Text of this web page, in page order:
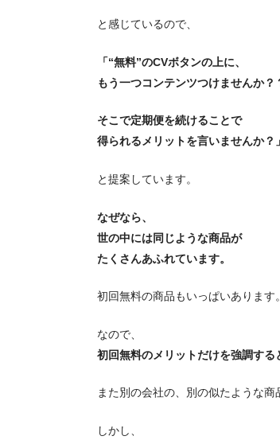
と感じているので、
「“無料”のCVボタンの上に、
もう一つコンテンツつけませんか？
そこで定期便を続けることで
得られるメリットを言いませんか？」
と提案しています。
なぜなら、
世の中には同じような商品が
たくさんあふれています。
初回無料の商品もいっぱいあります。
なので、
初回無料のメリットだけを強調する
また別の会社の、別の似たような商
しかし、